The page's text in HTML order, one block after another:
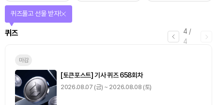
4 /
4
퀴즈
퀴즈풀고 선물 받자!
마감
[토큰포스트] 기사 퀴즈 658회차
2026.08.07 (금) ~ 2026.08.08 (토)